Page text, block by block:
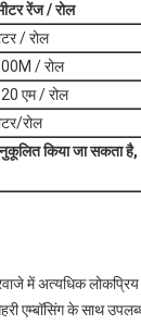
रेंज / रोल
/ रोल
/ रोल
एम / रोल
रोल
किया जा
में अत्यधिक
एम्बॉसिंग के साथ